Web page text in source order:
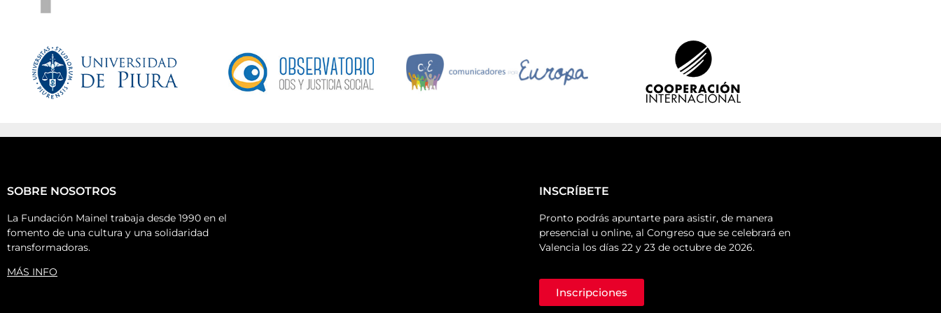
SOBRE NOSOTROS
La Fundación Mainel trabaja desde 1990 en el
fomento de una cultura y una solidaridad
transformadoras.
MÁS INFO
INSCRÍBETE
Pronto podrás apuntarte para asistir, de manera
presencial u online, al Congreso que se celebrará en
Valencia los días 22 y 23 de octubre de 2026.
Inscripciones